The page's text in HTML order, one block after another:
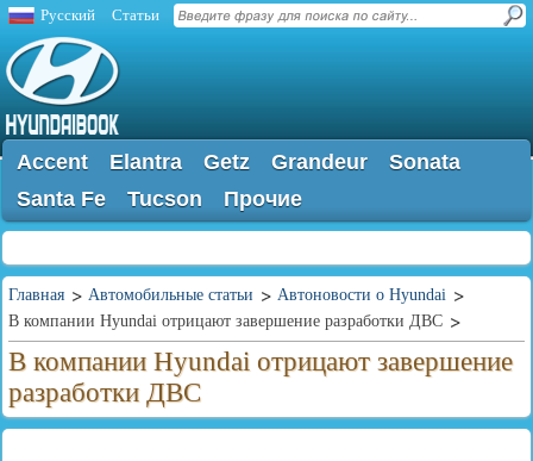
Русский Статьи
Accent Elantra Getz Grandeur
Sonata
Santa Fe
Tucson Прочие
Главная Автомобильные статьи
Автоновости о Hyundai
В компании Hyundai отрицают завершение разработки ДВС
В компании Hyundai отрицают завершение
разработки ДВС